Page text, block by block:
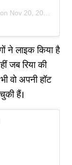
Nov 20, 2019 at 10:56pm PST
ने लाइक किया है
जब रिया की
वो अपनी हॉट
हैं।